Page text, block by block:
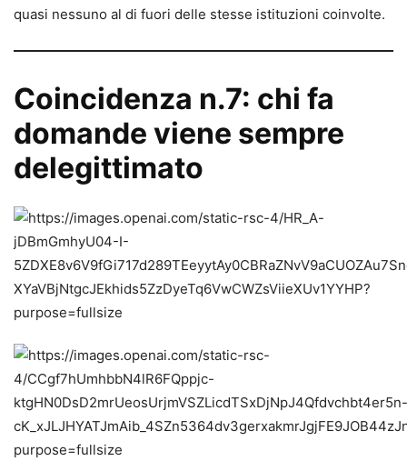
quasi nessuno al di fuori delle stesse istituzioni coinvolte.
Coincidenza n.7: chi fa
domande viene sempre
delegittimato